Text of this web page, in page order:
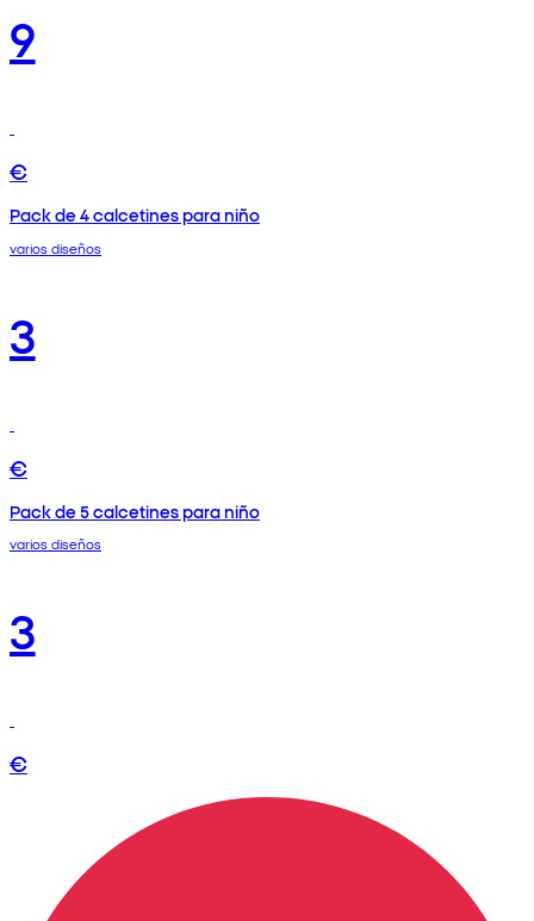
9
€
Pack de 4 calcetines para niño
varios diseños
3
€
Pack de 5 calcetines para niño
varios diseños
3
€